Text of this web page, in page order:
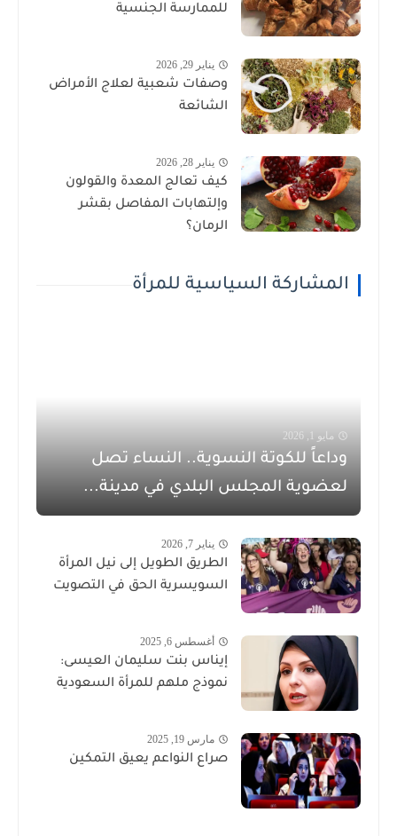
للممارسة الجنسية
يناير 29, 2026
وصفات شعبية لعلاج الأمراض
الشائعة
يناير 28, 2026
كيف تعالج المعدة والقولون
وإلتهابات المفاصل بقشر
الرمان؟
المشاركة السياسية للمرأة
مايو 1, 2026
وداعاً للكوتة النسوية.. النساء تصل
لعضوية المجلس البلدي في مدينة...
يناير 7, 2026
الطريق الطويل إلى نيل المرأة
السويسرية الحق في التصويت
أغسطس 6, 2025
إيناس بنت سليمان العيسى:
نموذج ملهم للمرأة السعودية
مارس 19, 2025
صراع النواعم يعيق التمكين